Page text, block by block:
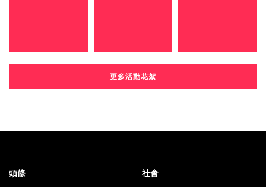
更多活動花絮
頭條 社會